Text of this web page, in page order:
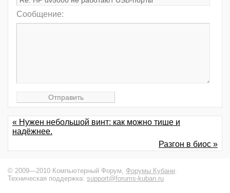
Сообщение:
« Нужен небольшой винт: как можно тише и
надёжнее.
Разгон в биос »
© 2009—2010 Компьютерный Форум, Форумы Кубани.
Техническая поддержка: support@forums-kuban.ru